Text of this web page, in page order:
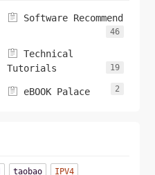
 Software Recommend
46
 Technical
Tutorials
19
 eBOOK Palace 2
taobao
IPV4